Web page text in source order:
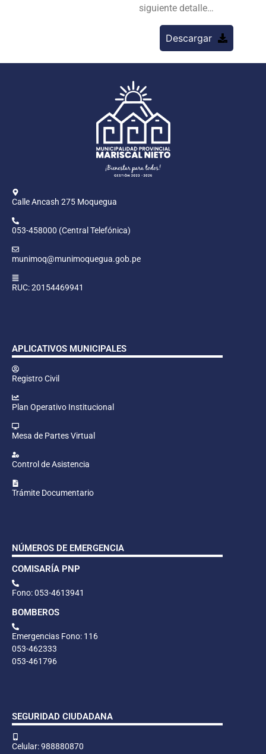
siguiente detalle…
Descargar
Calle Ancash 275 Moquegua
053-458000 (Central Telefónica)
munimoq@munimoquegua.gob.pe
RUC: 20154469941
APLICATIVOS MUNICIPALES
Registro Civil
Plan Operativo Institucional
Mesa de Partes Virtual
Control de Asistencia
Trámite Documentario
NÚMEROS DE EMERGENCIA
COMISARÍA PNP
Fono: 053-4613941
BOMBEROS
Emergencias Fono: 116
053-462333
053-461796
SEGURIDAD CIUDADANA
Celular: 988880870